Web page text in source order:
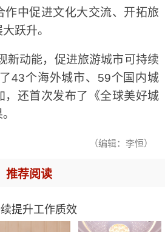
作中促进文化大交流、开拓旅
跃升。
动能，促进旅游城市可持续
43个海外城市、59个国内城
，还首次发布了《全球美好城
（编辑：李恒）
推荐阅读
提升工作质效